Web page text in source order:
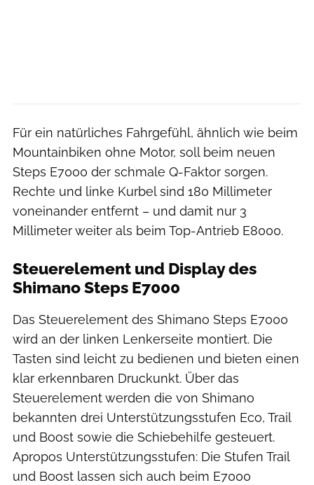
Für ein natürliches Fahrgefühl, ähnlich wie beim
Mountainbiken ohne Motor, soll beim neuen
Steps E7000 der schmale Q-Faktor sorgen.
Rechte und linke Kurbel sind 180 Millimeter
voneinander entfernt – und damit nur 3
Millimeter weiter als beim Top-Antrieb E8000.
Steuerelement und Display des
Shimano Steps E7000
Das Steuerelement des Shimano Steps E7000
wird an der linken Lenkerseite montiert. Die
Tasten sind leicht zu bedienen und bieten einen
klar erkennbaren Druckunkt. Über das
Steuerelement werden die von Shimano
bekannten drei Unterstützungsstufen Eco, Trail
und Boost sowie die Schiebehilfe gesteuert.
Apropos Unterstützungsstufen: Die Stufen Trail
und Boost lassen sich auch beim E7000